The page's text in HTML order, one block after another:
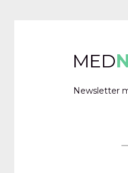
MEDN
Newsletter